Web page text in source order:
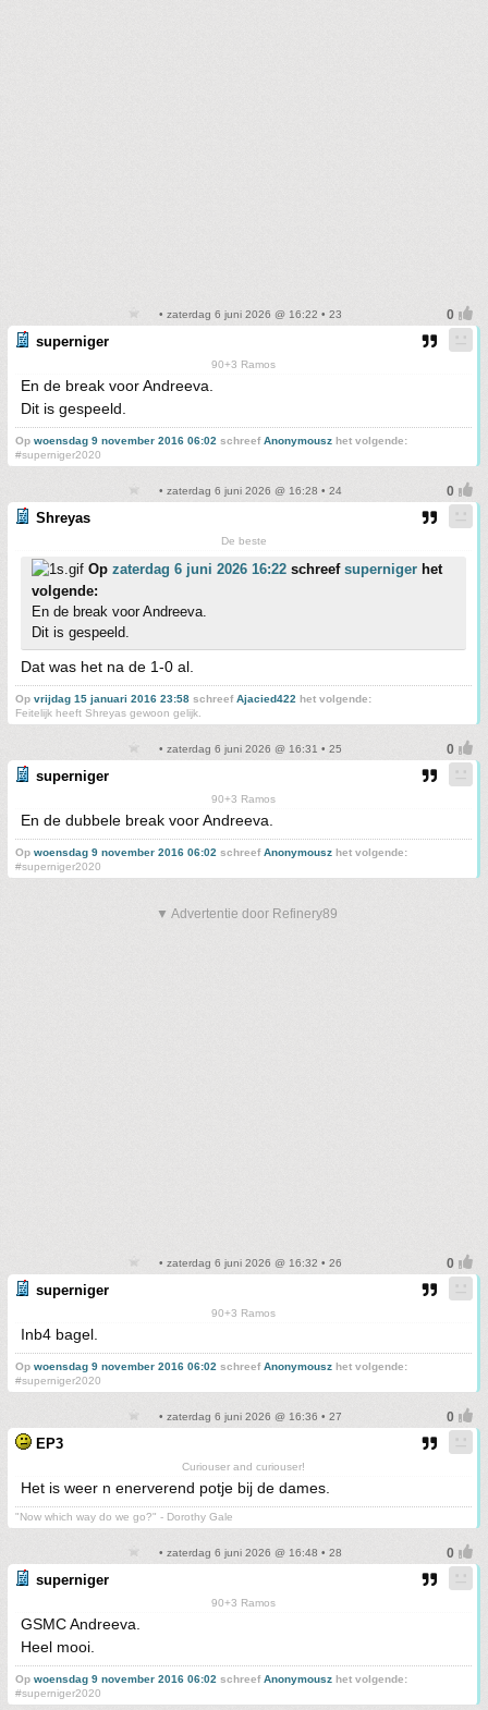
• zaterdag 6 juni 2026 @ 16:22 • 23
superniger
90+3 Ramos
En de break voor Andreeva.
Dit is gespeeld.
Op woensdag 9 november 2016 06:02 schreefAnonymousz het volgende:
#superniger2020
• zaterdag 6 juni 2026 @ 16:28 • 24
Shreyas
De beste
Op zaterdag 6 juni 2026 16:22 schreef superniger het
volgende:
En de break voor Andreeva.
Dit is gespeeld.
Dat was het na de 1-0 al.
Op vrijdag 15 januari 2016 23:58 schreefAjacied422 het volgende:
Feitelijk heeft Shreyas gewoon gelijk.
• zaterdag 6 juni 2026 @ 16:31 • 25
superniger
90+3 Ramos
En de dubbele break voor Andreeva.
Op woensdag 9 november 2016 06:02 schreefAnonymousz het volgende:
#superniger2020
▼ Advertentie door Refinery89
• zaterdag 6 juni 2026 @ 16:32 • 26
superniger
90+3 Ramos
Inb4 bagel.
Op woensdag 9 november 2016 06:02 schreefAnonymousz het volgende:
#superniger2020
• zaterdag 6 juni 2026 @ 16:36 • 27
EP3
Curiouser and curiouser!
Het is weer n enerverend potje bij de dames.
"Now which way do we go?" - Dorothy Gale
• zaterdag 6 juni 2026 @ 16:48 • 28
superniger
90+3 Ramos
GSMC Andreeva.
Heel mooi.
Op woensdag 9 november 2016 06:02 schreefAnonymousz het volgende:
#superniger2020